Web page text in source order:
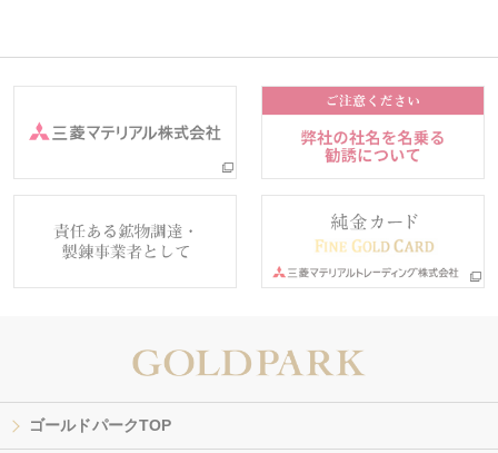
ゴールドパークTOP